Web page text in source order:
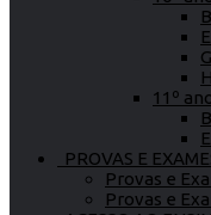
11º
PROVAS E
Provas e
Provas e